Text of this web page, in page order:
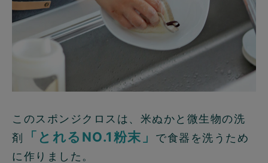
このスポンジクロスは、米ぬかと微生物の洗
剤
「とれるNO.1粉末」
で食器を洗うため
に作りました。